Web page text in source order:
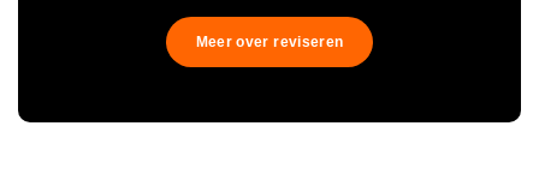
Meer over reviseren